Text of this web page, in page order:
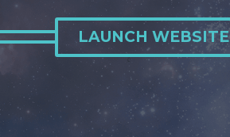
LAUNCH WEBSITE